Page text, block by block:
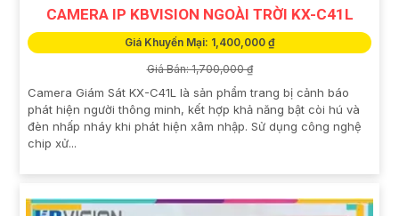
CAMERA IP KBVISION NGOÀI TRỜI KX-C41L
Giá Khuyến Mại: 1,400,000 ₫
Giá Bán: 1,700,000 ₫
Camera Giám Sát KX-C41L là sản phẩm trang bị cảnh báo
phát hiện người thông minh, kết hợp khả năng bật còi hú và
đèn nhấp nháy khi phát hiện xâm nhập. Sử dụng công nghệ
chip xử...